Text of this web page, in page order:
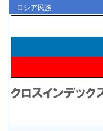
ロシア民族
ロシア進出支援は